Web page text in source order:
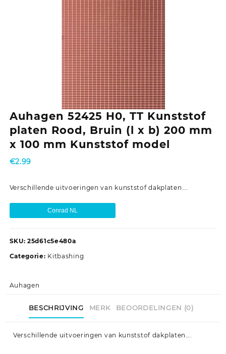
Auhagen 52425 H0, TT Kunststof
platen Rood, Bruin (l x b) 200 mm
x 100 mm Kunststof model
€2.99
Verschillende uitvoeringen van kunststof dakplaten….
Conrad NL
SKU: 25d61c5e480a
Categorie: Kitbashing
Auhagen
BESCHRIJVING MERK BEOORDELINGEN (0)
Verschillende uitvoeringen van kunststof dakplaten….